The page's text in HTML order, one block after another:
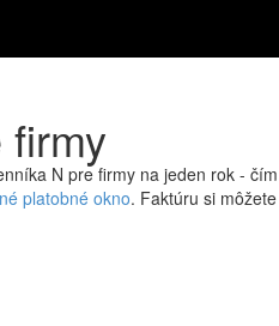
N pre firmy na jeden rok -
platobné okno. Faktúru si